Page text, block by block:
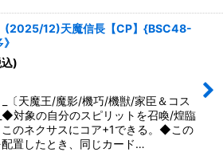
(2025/12)天魔信長【CP】{BSC48-
)
天魔王/魔影/機巧/機獣/家臣＆コス
対象の自分のスピリットを召喚/煌臨
このネクサスにコア+1できる。◆この
置したとき、同じカード…